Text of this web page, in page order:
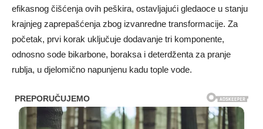
efikasnog čišćenja ovih peškira, ostavljajući gledaoce u stanju
krajnjeg zaprepašćenja zbog izvanredne transformacije. Za
početak, prvi korak uključuje dodavanje tri komponente,
odnosno sode bikarbone, boraksa i deterdženta za pranje
rublja, u djelomično napunjenu kadu tople vode.